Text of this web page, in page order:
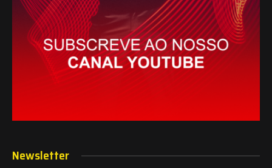
Newsletter